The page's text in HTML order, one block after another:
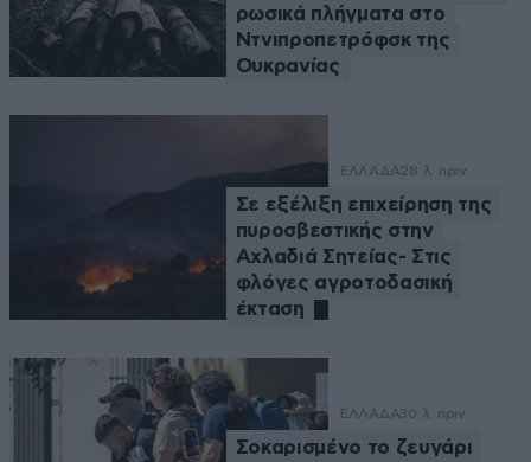
ρωσικά πλήγματα στο
Ντνιπροπετρόφσκ της
Ουκρανίας
ΕΛΛΑΔΑ28 λ. πριν
Σε εξέλιξη επιχείρηση της
πυροσβεστικής στην
Αχλαδιά Σητείας- Στις
φλόγες αγροτοδασική
έκταση
ΕΛΛΑΔΑ30 λ. πριν
Σοκαρισμένο το ζευγάρι